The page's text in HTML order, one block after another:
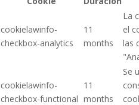
cookielawinfo-
checkbox-analytics
11
months
La
el
las
cookielawinfo-
checkbox-functional
11
months
Se